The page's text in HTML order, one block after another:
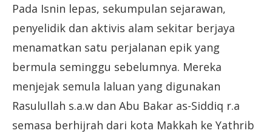
Pada Isnin lepas, sekumpulan sejarawan,
penyelidik dan aktivis alam sekitar berjaya
menamatkan satu perjalanan epik yang
bermula seminggu sebelumnya. Mereka
menjejak semula laluan yang digunakan
Rasulullah s.a.w dan Abu Bakar as-Siddiq r.a
semasa berhijrah dari kota Makkah ke Yathrib